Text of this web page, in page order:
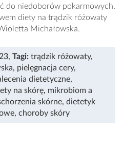
do niedoborów pokarmowych.
diety na trądzik różowaty
Michałowska.
, Tagi: trądzik różowaty,
, pielęgnacja cery,
dietetyczne,
na skórę, mikrobiom a
skórne, dietetyk
, choroby skóry